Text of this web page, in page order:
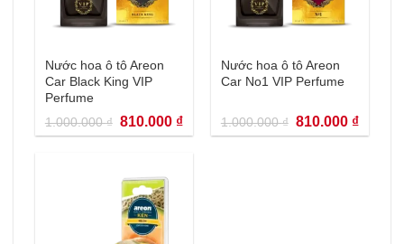
Nước hoa ô tô Areon
Car Black King VIP
Perfume
1.000.000₫ Giá
gốc
là:
810.000 ₫Giá
hiện
tại
Nước hoa ô tô Areon
Car No1 VIP Perfume
1.000.000₫ Giá
gốc
là:
810.000 ₫Giá
hiện
tại